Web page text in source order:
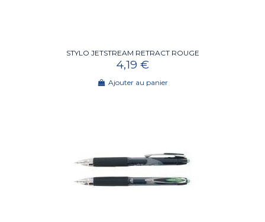
STYLO JETSTREAM RETRACT ROUGE
4,19 €
Ajouter au panier